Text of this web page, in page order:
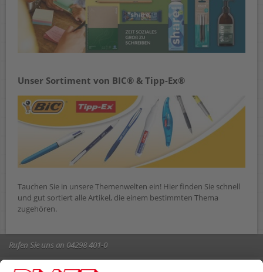
Unser Sortiment von BIC® & Tipp-Ex®
Tauchen Sie in unsere Themenwelten ein! Hier finden Sie schnell
und gut sortiert alle Artikel, die einem bestimmten Thema
zugehören.
Rufen Sie uns an 04298 401-0
Lieferbedingungen Impressum